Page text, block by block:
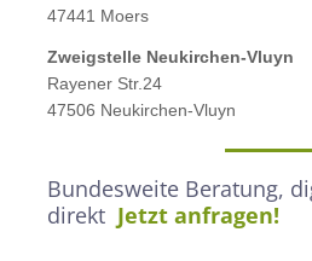
47441 Moers
Zweigstelle Neukirchen-Vluyn
Rayener Str.24
47506 Neukirchen-Vluyn
Bundesweite Beratung,
direkt Jetzt anfragen!